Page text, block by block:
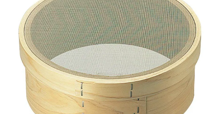
よくある質問
会社概要
OEMについて
Instagram